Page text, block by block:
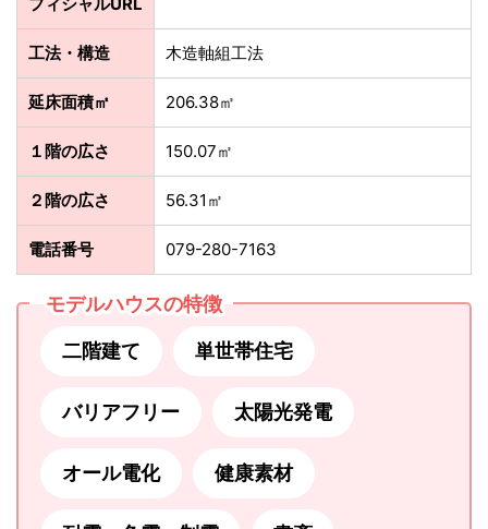
工法・構造 木造軸組工法
延床面積㎡ 206.38㎡
１階の広さ 150.07㎡
２階の広さ 56.31㎡
電話番号 079-280-7163
モデルハウスの特徴
二階建て 単世帯住宅
バリアフリー 太陽光発電
オール電化 健康素材